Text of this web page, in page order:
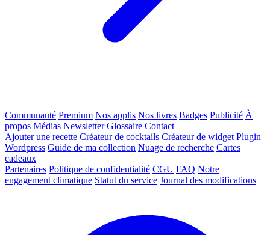
Communauté Premium Nos applis Nos livres Badges Publicité À
propos Médias Newsletter Glossaire Contact
Ajouter une recette Créateur de cocktails Créateur de widget Plugin
Wordpress Guide de ma collection Nuage de recherche Cartes
cadeaux
Partenaires Politique de confidentialité CGU FAQ Notre
engagement climatique Statut du service Journal des modifications